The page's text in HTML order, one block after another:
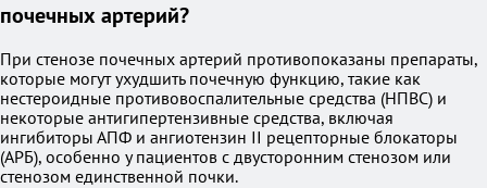
почечных артерий?
При стенозе почечных артерий противопоказаны препараты,
которые могут ухудшить почечную функцию, такие как
нестероидные противовоспалительные средства (НПВС) и
некоторые антигипертензивные средства, включая
ингибиторы АПФ и ангиотензин II рецепторные блокаторы
(АРБ), особенно у пациентов с двусторонним стенозом или
стенозом единственной почки.